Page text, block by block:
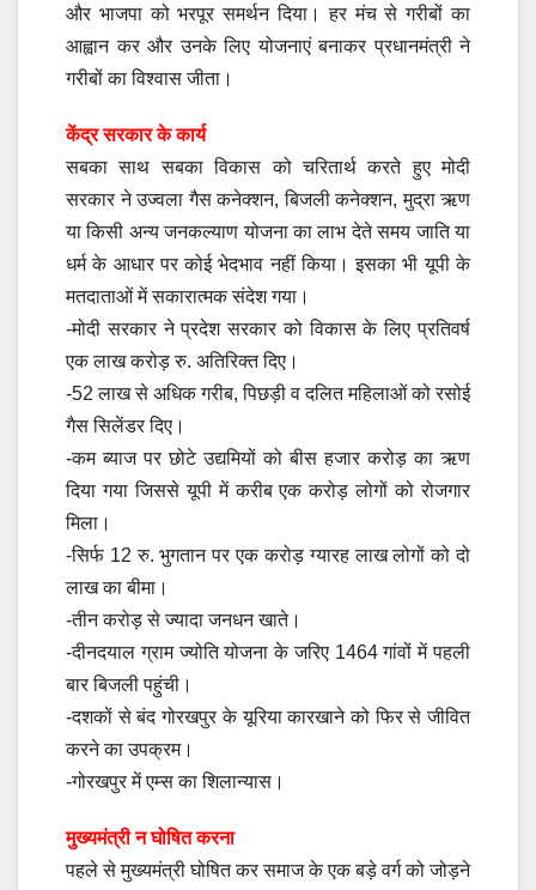
और भाजपा को भरपूर समर्थन दिया। हर मंच से गरीबों का
आह्वान कर और उनके लिए योजनाएं बनाकर प्रधानमंत्री ने
गरीबों का विश्वास जीता।
केंद्र सरकार के कार्य
सबका साथ सबका विकास को चरितार्थ करते हुए मोदी
सरकार ने उज्वला गैस कनेक्शन, बिजली कनेक्शन, मुद्रा ऋण
या किसी अन्य जनकल्याण योजना का लाभ देते समय जाति या
धर्म के आधार पर कोई भेदभाव नहीं किया। इसका भी यूपी के
मतदाताओं में सकारात्मक संदेश गया।
-मोदी सरकार ने प्रदेश सरकार को विकास के लिए प्रतिवर्ष
एक लाख करोड़ रु. अतिरिक्त दिए।
-52 लाख से अधिक गरीब, पिछड़ी व दलित महिलाओं को रसोई
गैस सिलेंडर दिए।
-कम ब्याज पर छोटे उद्यमियों को बीस हजार करोड़ का ऋण
दिया गया जिससे यूपी में करीब एक करोड़ लोगों को रोजगार
मिला।
-सिर्फ 12 रु. भुगतान पर एक करोड़ ग्यारह लाख लोगों को दो
लाख का बीमा।
-तीन करोड़ से ज्यादा जनधन खाते।
-दीनदयाल ग्राम ज्योति योजना के जरिए 1464 गांवों में पहली
बार बिजली पहुंची।
-दशकों से बंद गोरखपुर के यूरिया कारखाने को फिर से जीवित
करने का उपक्रम।
-गोरखपुर में एम्स का शिलान्यास।
मुख्यमंत्री न घोषित करना
पहले से मुख्यमंत्री घोषित कर समाज के एक बड़े वर्ग को जोड़ने